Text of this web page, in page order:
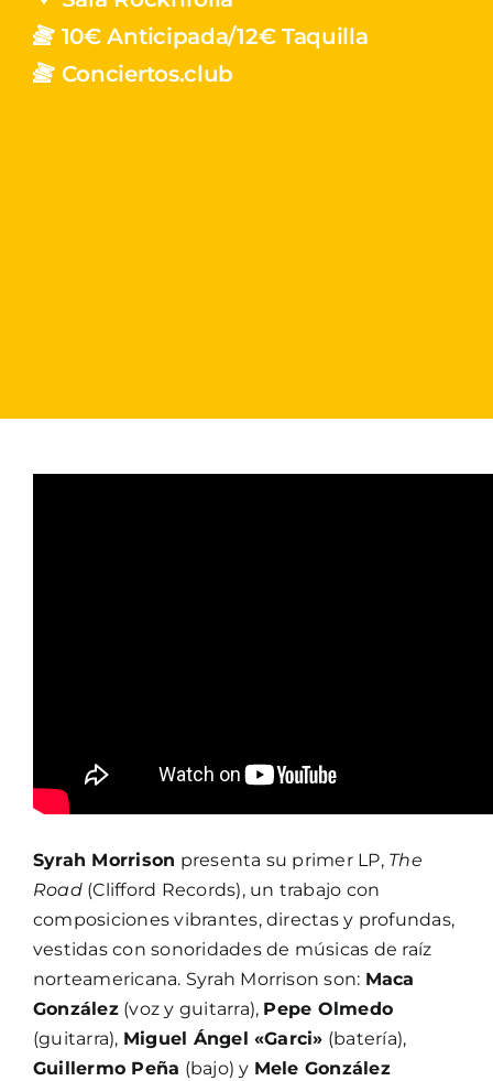
10€ Anticipada/12€ Taquilla
Conciertos.club
Syrah Morrison presenta su primer LP, The
Road(Clifford Records), un trabajo con
composiciones vibrantes, directas y profundas,
vestidas con sonoridades de músicas de raíz
norteamericana. Syrah Morrison son: Maca
González(voz y guitarra), Pepe Olmedo
(guitarra), Miguel Ángel «Garci» (batería),
Guillermo Peña (bajo) y Mele González